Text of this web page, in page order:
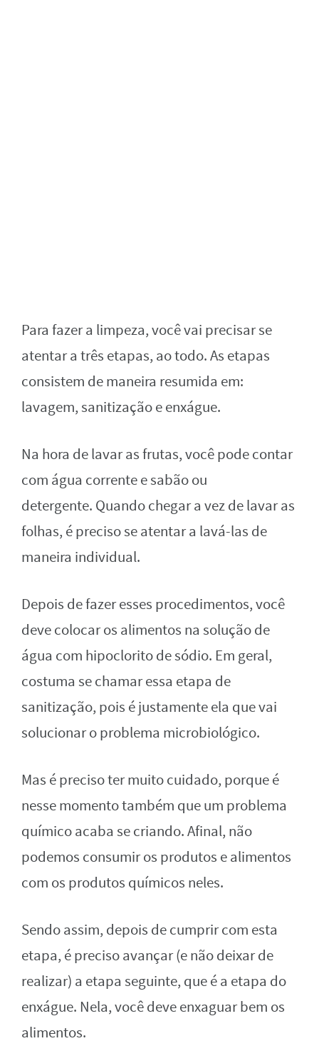
Para fazer a limpeza, você vai precisar se
atentar a três etapas, ao todo. As etapas
consistem de maneira resumida em:
lavagem, sanitização e enxágue.
Na hora de lavar as frutas, você pode contar
com água corrente e sabão ou
detergente. Quando chegar a vez de lavar as
folhas, é preciso se atentar a lavá-las de
maneira individual.
Depois de fazer esses procedimentos, você
deve colocar os alimentos na solução de
água com hipoclorito de sódio. Em geral,
costuma se chamar essa etapa de
sanitização, pois é justamente ela que vai
solucionar o problema microbiológico.
Mas é preciso ter muito cuidado, porque é
nesse momento também que um problema
químico acaba se criando. Afinal, não
podemos consumir os produtos e alimentos
com os produtos químicos neles.
Sendo assim, depois de cumprir com esta
etapa, é preciso avançar (e não deixar de
realizar) a etapa seguinte, que é a etapa do
enxágue. Nela, você deve enxaguar bem os
alimentos.